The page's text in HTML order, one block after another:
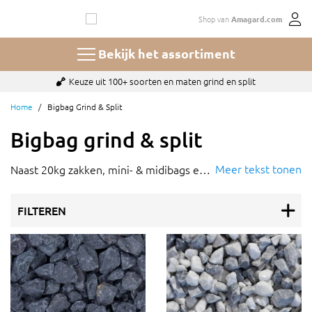
de
Shop vanAmagard.com
Bekijk het assortiment
Keuze uit 100+ soorten en maten grind en split
Home Bigbag Grind & Split
Bigbag grind & split
Naast 20kg zakken, mini- & midibags en
Hieronder vindt u alle soorten en
formaten steenslag/siergrind welke
leverbaar zijn in bigbags. Van Ardenner
split bigbag tot aan Maasgrind bigbag.
Onze bigbags grind & split hebben een
inhoud van 1m3 (1 kuub) en deze
Meer tekst tonen
FILTEREN